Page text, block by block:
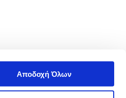
Αποδοχή Όλων